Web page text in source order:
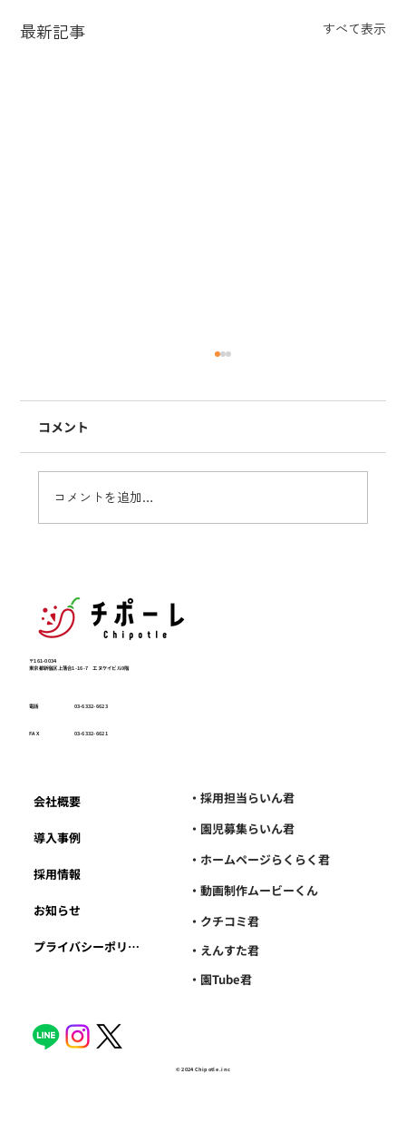
最新記事 すべて表示
【年始のご挨拶】
コメント
コメントを追加…
〒161-0034
東京都新宿区上落合1-16-7 エヌケイビル9階
電話
FAX
03-6332-6623
03-6332-6621
会社概要
導入事例
採用情報
お知らせ
プライバシーポリシー
・採用担当らいん君
・園児募集らいん君
・動画制作ムービーくん
・ホームページらくらく君
・クチコミ君
・えんすた君
・園Tube君
© 2024 Chipotle .inc